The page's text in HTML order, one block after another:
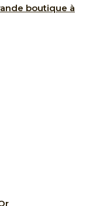
boutique à